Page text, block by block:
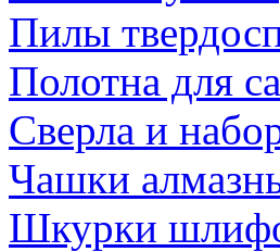
Пилы
Полотна для
Сверла и
Чашки
Шкурки